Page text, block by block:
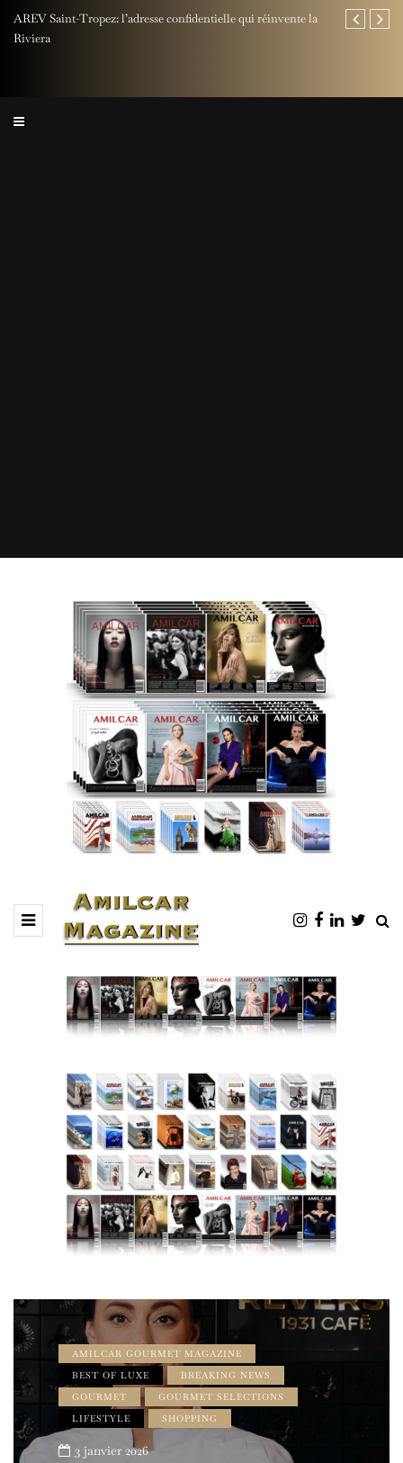
AREV Saint-Tropez: l’adresse confidentielle qui réinvente la
Riviera
Fête des
AMILCAR GOURMET MAGAZINE
BEST OF LUXE
BREAKING NEWS
GOURMET
GOURMET SELECTIONS
LIFESTYLE
SHOPPING
3 janvier 2026